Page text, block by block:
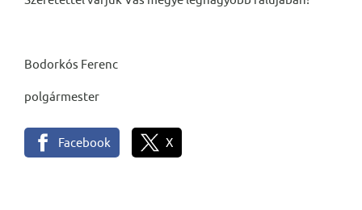
Bodorkós Ferenc
polgármester
Facebook X